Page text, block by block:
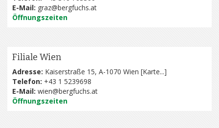
E-Mail: graz@bergfuchs.at
Öffnungszeiten
Filiale Wien
Adresse: Kaiserstraße 15, A-1070 Wien [Karte...]
Telefon: +43 1 5239698
E-Mail: wien@bergfuchs.at
Öffnungszeiten